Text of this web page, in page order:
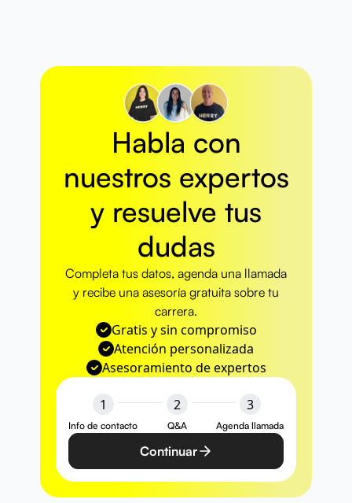
Habla con
nuestros expertos
y resuelve tus
dudas
Completa tus datos, agenda una llamada
y recibe una asesoría gratuita sobre tu
carrera.
1
Info de contacto
2
Q&A
3
Agenda llamada
Continuar
Gratis y sin compromiso
Atención personalizada
Asesoramiento de expertos